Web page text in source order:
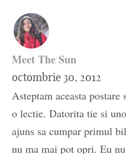
Meet The Sun
octombrie 30, 2012
Asteptam aceasta
o lectie. Datorita tie si
ajuns sa cumpar primul
nu ma mai pot opri. Eu